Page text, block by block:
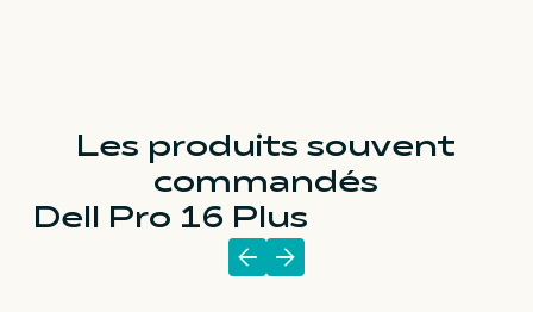
Les produits souvent
commandés
Dell Pro 16 Plus